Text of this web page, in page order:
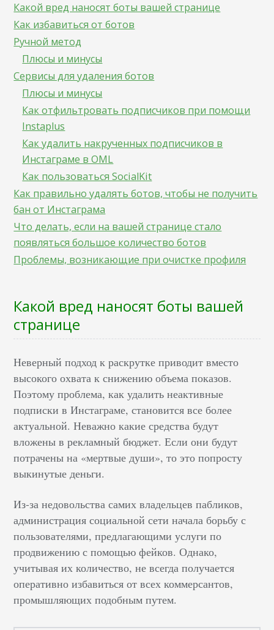
Какой вред наносят боты вашей странице
Как избавиться от ботов
Ручной метод
Плюсы и минусы
Сервисы для удаления ботов
Плюсы и минусы
Как отфильтровать подписчиков при помощи
Instaplus
Как удалить накрученных подписчиков в
Инстаграме в OML
Как пользоваться SocialKit
Как правильно удалять ботов, чтобы не получить
бан от Инстаграма
Что делать, если на вашей странице стало
появляться большое количество ботов
Проблемы, возникающие при очистке профиля
Какой вред наносят боты вашей
странице
Неверный подход к раскрутке приводит вместо
высокого охвата к снижению объема показов.
Поэтому проблема, как удалить неактивные
подписки в Инстаграме, становится все более
актуальной. Неважно какие средства будут
вложены в рекламный бюджет. Если они будут
потрачены на «мертвые души», то это попросту
выкинутые деньги.
Из-за недовольства самих владельцев пабликов,
администрация социальной сети начала борьбу с
пользователями, предлагающими услуги по
продвижению с помощью фейков. Однако,
учитывая их количество, не всегда получается
оперативно избавиться от всех коммерсантов,
промышляющих подобным путем.